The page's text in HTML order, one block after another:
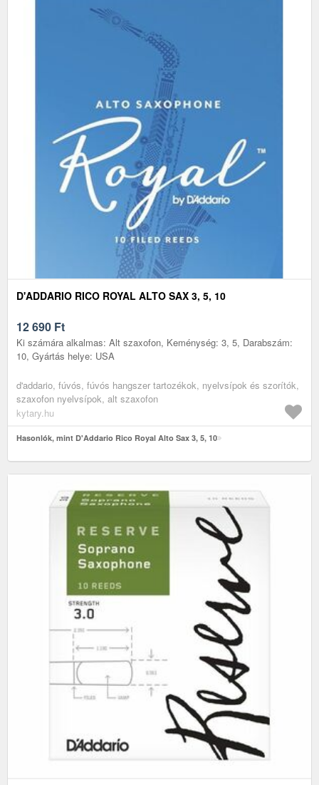
D'ADDARIO RICO ROYAL ALTO SAX 3, 5, 10
12 690 Ft
Ki számára alkalmas: Alt szaxofon, Keménység: 3, 5, Darabszám:
10, Gyártás helye: USA
d'addario, fúvós, fúvós hangszer tartozékok, nyelvsípok és szorítók,
szaxofon nyelvsípok, alt szaxofon
kytary.hu
Hasonlók, mint D'Addario Rico Royal Alto Sax 3, 5, 10